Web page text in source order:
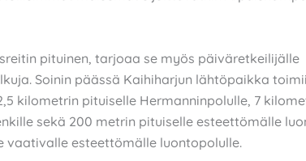
pituinen, tarjoaa se myös päiväretkeilijälle
Soinin päässä Kaihiharjun lähtöpaikka toimii
kilometrin pituiselle Hermanninpolulle, 7
sekä 200 metrin pituiselle esteettömälle
vaativalle esteettömälle luontopolulle.